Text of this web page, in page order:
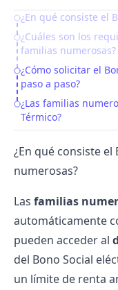
Table of Contents
​​¿En qué consiste el
¿Cuáles son los
familias numerosas?
¿Cómo solicitar el
paso a paso?
¿Las familias
Térmico?
​​¿En qué consiste
numerosas?
Las familias
automáticamente
pueden acceder al
del Bono Social
un límite de renta